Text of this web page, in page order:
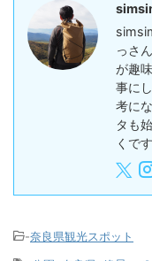
っさ
が趣
事に
考に
タも
くです
-奈良県観光スポット